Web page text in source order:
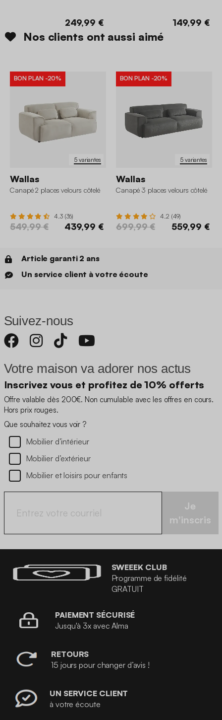
249,99 € 149,99 €
Nos clients ont aussi aimé
5 variantes
BON PLAN -20%
Wallas
Canapé 2 places velours côtelé
4.3 (36)
549,99 € 439,99 €
5 variantes
BON PLAN -20%
Wallas
Canapé 3 places velours côtelé
4.2 (49)
699,99 € 559,99 €
Article garanti 2 ans
Un service client à votre écoute
Suivez-nous
Votre maison va adorer nos actus
Inscrivez vous et profitez de 10% offerts
Offre valable dès 200€. Non cumulable avec les offres en cours.
Hors prix rouges.
Que souhaitez vous voir ?
Mobilier d’intérieur
Mobilier d’extérieur
Mobilier et loisirs pour enfants
Je
m'inscris
SWEEEK CLUB
Programme de fidélité
GRATUIT
PAIEMENT SÉCURISÉ
Jusqu'à 3x avec Alma
RETOURS
15 jours pour changer d’avis !
UN SERVICE CLIENT
à votre écoute